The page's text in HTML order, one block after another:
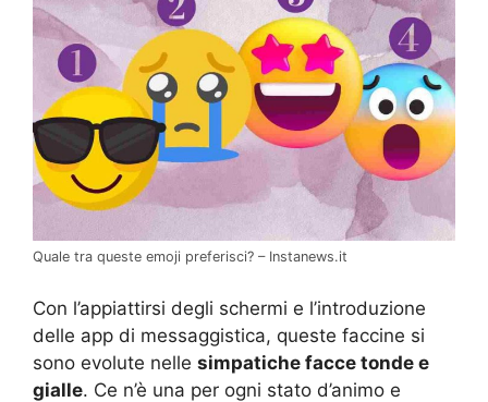
Quale tra queste emoji preferisci? – Instanews.it
Con l’appiattirsi degli schermi e l’introduzione
delle app di messaggistica, queste faccine si
sono evolute nelle simpatiche facce tonde e
gialle. Ce n’è una per ogni stato d’animo e